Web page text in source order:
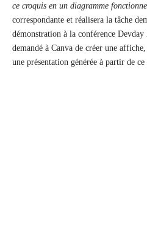
ce croquis en un diagramme
correspondante et réalisera la tâche
démonstration à la conférence
demandé à Canva de créer une
une présentation générée à partir de ce